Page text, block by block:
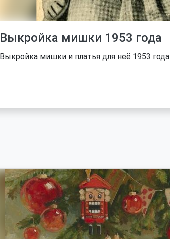
Выкройка мишки 1953 года
Выкройка мишки и платья для неё 1953 года